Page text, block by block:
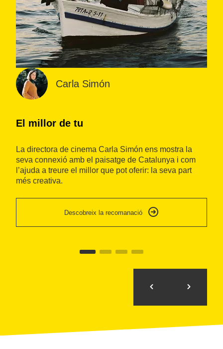
Carla Simón
El millor de tu
La directora de cinema Carla Simón ens mostra la
seva connexió amb el paisatge de Catalunya i com
l’ajuda a treure el millor que pot oferir: la seva part
més creativa.
Descobreix la recomanació